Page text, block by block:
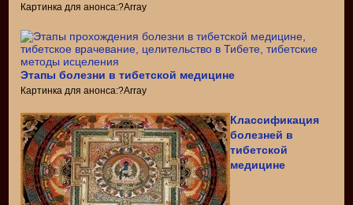
Картинка для анонса:?Array
Этапы болезни в тибетской медицине
Картинка для анонса:?Array
Классификация
болезней в
тибетской
медицине